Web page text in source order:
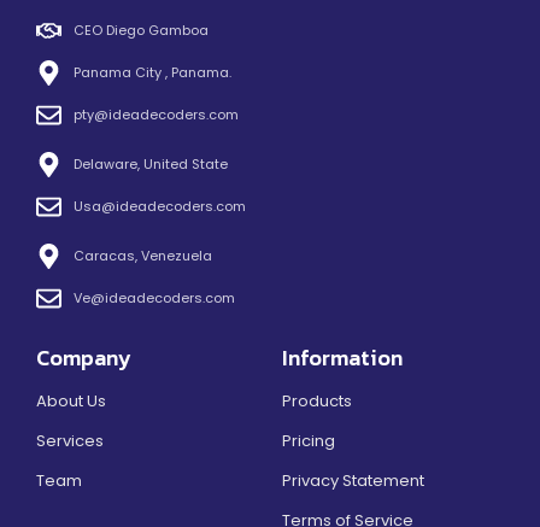
CEO Diego Gamboa
Panama City , Panama.
pty@ideadecoders.com
Delaware, United State
Usa@ideadecoders.com
Caracas, Venezuela
Ve@ideadecoders.com
Company
About Us
Services
Team
Information
Products
Pricing
Privacy Statement
Terms of Service